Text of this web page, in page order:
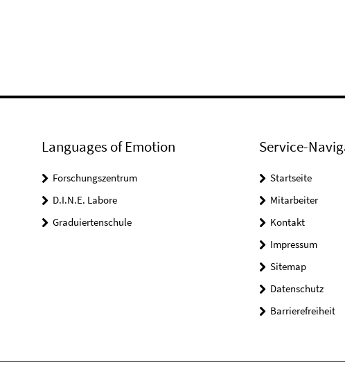
Languages of Emotion
Forschungszentrum
D.I.N.E. Labore
Graduiertenschule
Service-
Startseite
Mitarbeiter
Kontakt
Impressum
Sitemap
Datenschutz
Barrierefreiheit